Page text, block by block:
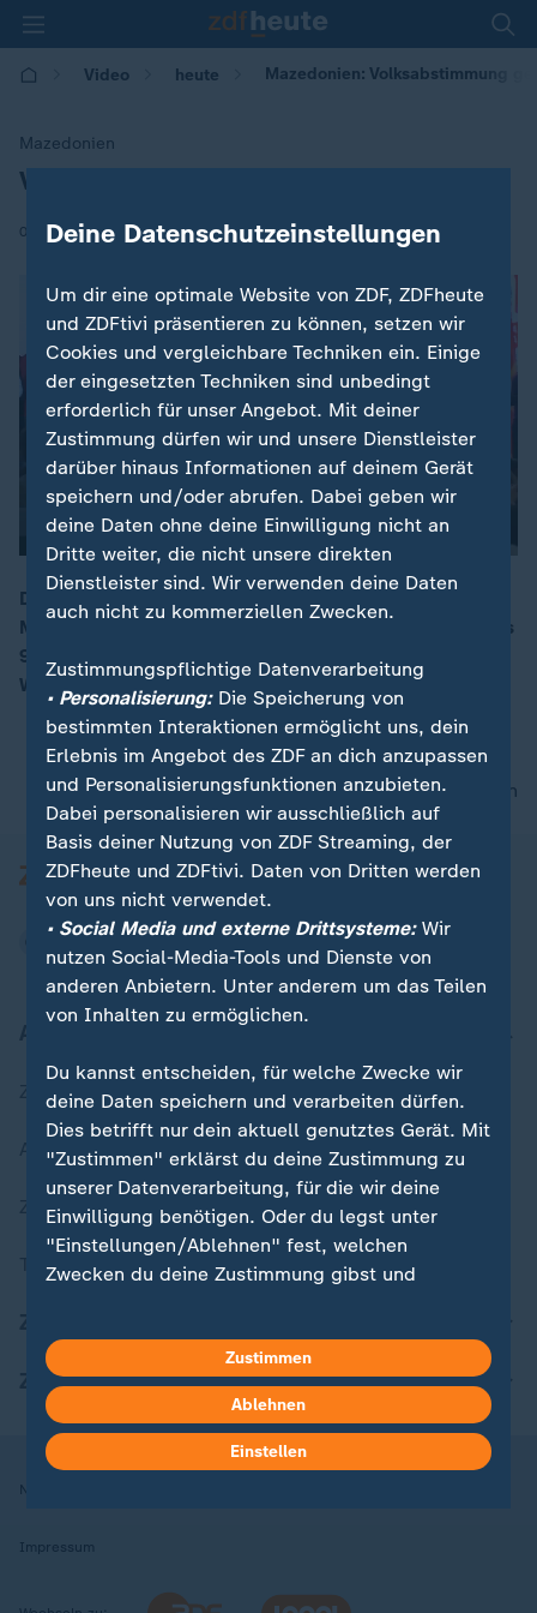
Video heute Mazedonien: Volksabstimmung
Mazedonien
:
Volksabstimmung gescheitert
01.10.2018 | 08:25
Das Referendum um die Umbenennung von
Mazedonien ist gescheitert. Es stimmten zwar mehr als
90 Prozent der Teilnehmer für die Umbenennung, die
Wahlbeteiligung war aber zu niedrig.
nach oben
Zuletzt veröffentlicht
Aktuelle Sendungs-Videos
ZDFheute Stories
Themen im Überblick
ZDFheute Apps
Nutzungsbedingungen
Impressum
Deine Datenschutzeinstellungen
Um dir eine optimale Website von ZDF, ZDFheute
und ZDFtivi präsentieren zu können, setzen wir
Cookies und vergleichbare Techniken ein. Einige
der eingesetzten Techniken sind unbedingt
erforderlich für unser Angebot. Mit deiner
Zustimmung dürfen wir und unsere Dienstleister
darüber hinaus Informationen auf deinem Gerät
speichern und/oder abrufen. Dabei geben wir
deine Daten ohne deine Einwilligung nicht an
Dritte weiter, die nicht unsere direkten
Dienstleister sind. Wir verwenden deine Daten
auch nicht zu kommerziellen Zwecken.
Zustimmungspflichtige Datenverarbeitung
• Personalisierung:Die Speicherung von
bestimmten Interaktionen ermöglicht uns, dein
Erlebnis im Angebot des ZDF an dich anzupassen
und Personalisierungsfunktionen anzubieten.
Dabei personalisieren wir ausschließlich auf
Basis deiner Nutzung von ZDF Streaming, der
ZDFheute und ZDFtivi. Daten von Dritten werden
von uns nicht verwendet.
• Social Media und externe Drittsysteme:Wir
nutzen Social-Media-Tools und Dienste von
anderen Anbietern. Unter anderem um das Teilen
von Inhalten zu ermöglichen.
Du kannst entscheiden, für welche Zwecke wir
deine Daten speichern und verarbeiten dürfen.
Dies betrifft nur dein aktuell genutztes Gerät. Mit
"Zustimmen" erklärst du deine Zustimmung zu
unserer Datenverarbeitung, für die wir deine
Einwilligung benötigen. Oder du legst unter
"Einstellungen/Ablehnen" fest, welchen
Zwecken du deine Zustimmung gibst und
in deinen Einstellungen widerrufen oder ändern.
Hier findest du das Impressum.
Weitere Informationen findest du in unserer
Datenschutzerklärung.
Zustimmen
Ablehnen
Einstellen